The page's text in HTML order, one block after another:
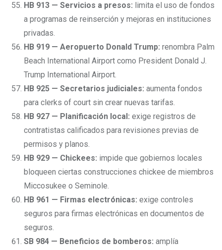
HB 913 — Servicios a presos: limita el uso de fondos
a programas de reinserción y mejoras en instituciones
privadas.
HB 919 — Aeropuerto Donald Trump: renombra Palm
Beach International Airport como President Donald J.
Trump International Airport.
HB 925 — Secretarios judiciales: aumenta fondos
para clerks of court sin crear nuevas tarifas.
HB 927 — Planificación local: exige registros de
contratistas calificados para revisiones previas de
permisos y planos.
HB 929 — Chickees: impide que gobiernos locales
bloqueen ciertas construcciones chickee de miembros
Miccosukee o Seminole.
HB 961 — Firmas electrónicas: exige controles
seguros para firmas electrónicas en documentos de
seguros.
SB 984 — Beneficios de bomberos: amplía